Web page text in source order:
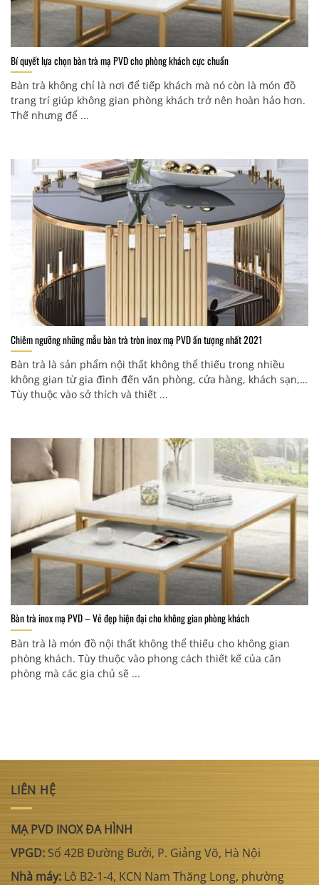
Bí quyết lựa chọn bàn trà mạ PVD cho phòng khách cực chuẩn
Bàn trà không chỉ là nơi để tiếp khách mà nó còn là món đồ
trang trí giúp không gian phòng khách trở nên hoàn hảo hơn.
Thế nhưng để ...
Chiêm ngưỡng những mẫu bàn trà tròn inox mạ PVD ấn tượng nhất 2021
Bàn trà là sản phẩm nội thất không thể thiếu trong nhiều
không gian từ gia đình đến văn phòng, cửa hàng, khách sạn,…
Tùy thuộc vào sở thích và thiết ...
Bàn trà inox mạ PVD – Vẻ đẹp hiện đại cho không gian phòng khách
Bàn trà là món đồ nội thất không thể thiếu cho không gian
phòng khách. Tùy thuộc vào phong cách thiết kế của căn
phòng mà các gia chủ sẽ ...
LIÊN HỆ
MẠ PVD INOX ĐA HÌNH
VPGD:Số 42B Đường Bưởi, P. Giảng Võ, Hà Nội
Nhà máy: Lô B2-1-4, KCN Nam Thăng Long, phường